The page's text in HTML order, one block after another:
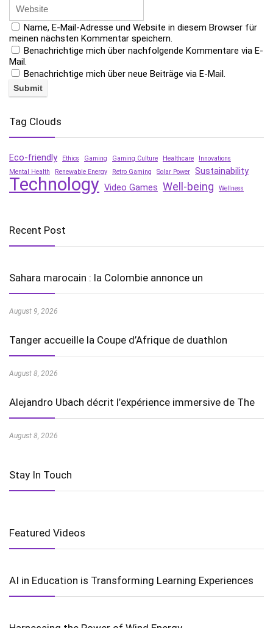
Name, E-Mail-Adresse und Website in diesem Browser für
meinen nächsten Kommentar speichern.
Benachrichtige mich über nachfolgende Kommentare via E-
Mail.
Benachrichtige mich über neue Beiträge via E-Mail.
Tag Clouds
Eco-friendly Ethics Gaming Gaming Culture Healthcare
Innovations
Mental Health
Renewable Energy Retro Gaming Solar Power Sustainability
Technology Video Games Well-being Wellness
Recent Post
Sahara marocain : la Colombie annonce un
August 9, 2026
Tanger accueille la Coupe d’Afrique de duathlon
August 8, 2026
Alejandro Ubach décrit l’expérience immersive de The
August 8, 2026
Stay In Touch
Featured Videos
AI in Education is Transforming Learning Experiences